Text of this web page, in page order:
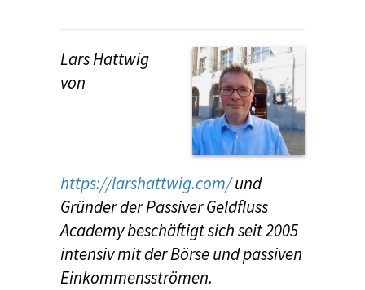
Lars Hattwig
von
https://larshattwig.com/und
Gründer der Passiver Geldfluss
Academy beschäftigt sich seit 2005
intensiv mit der Börse und passiven
Einkommensströmen.